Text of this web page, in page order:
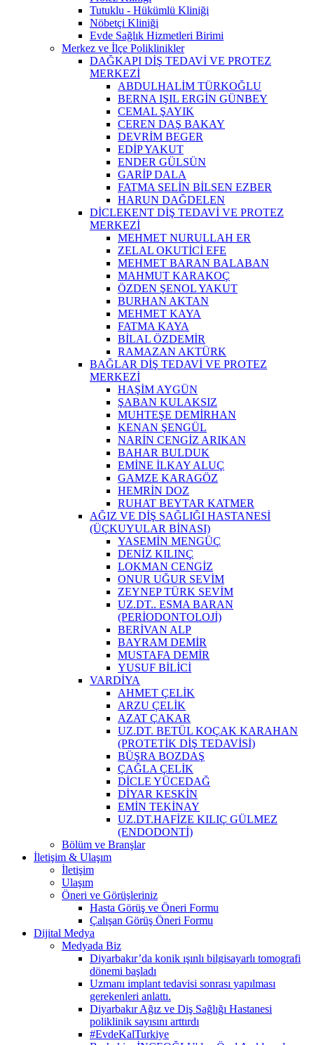
Tutuklu - Hükümlü Kliniği
Nöbetçi Kliniği
Evde Sağlık Hizmetleri Birimi
Merkez ve İlçe Poliklinikler
DAĞKAPI DİŞ TEDAVİ VE PROTEZ
MERKEZİ
ABDULHALİM TÜRKOĞLU
BERNA IŞIL ERGİN GÜNBEY
CEMAL ŞAYIK
CEREN DAŞ BAKAY
DEVRİM BEGER
EDİP YAKUT
ENDER GÜLSÜN
GARİP DALA
FATMA SELİN BİLSEN EZBER
HARUN DAĞDELEN
DİCLEKENT DİŞ TEDAVİ VE PROTEZ
MERKEZİ
MEHMET NURULLAH ER
ZELAL OKUTİCİ EFE
MEHMET BARAN BALABAN
MAHMUT KARAKOÇ
ÖZDEN ŞENOL YAKUT
BURHAN AKTAN
MEHMET KAYA
FATMA KAYA
BİLAL ÖZDEMİR
RAMAZAN AKTÜRK
BAĞLAR DİŞ TEDAVİ VE PROTEZ
MERKEZİ
HAŞİM AYGÜN
ŞABAN KULAKSIZ
MUHTEŞE DEMİRHAN
KENAN ŞENGÜL
NARİN CENGİZ ARIKAN
BAHAR BULDUK
EMİNE İLKAY ALUÇ
GAMZE KARAGÖZ
HEMRİN DOZ
RUHAT BEYTAR KATMER
AĞIZ VE DİŞ SAĞLIĞI HASTANESİ
(ÜÇKUYULAR BİNASI)
YASEMİN MENGÜÇ
DENİZ KILINÇ
LOKMAN CENGİZ
ONUR UĞUR SEVİM
ZEYNEP TÜRK SEVİM
UZ.DT.. ESMA BARAN
(PERİODONTOLOJİ)
BERİVAN ALP
BAYRAM DEMİR
MUSTAFA DEMİR
YUSUF BİLİCİ
VARDİYA
AHMET ÇELİK
ARZU ÇELİK
AZAT ÇAKAR
UZ.DT. BETÜL KOÇAK KARAHAN
(PROTETİK DİŞ TEDAVİSİ)
BÜŞRA BOZDAŞ
ÇAĞLA ÇELİK
DİCLE YÜCEDAĞ
DİYAR KESKİN
EMİN TEKİNAY
UZ.DT.HAFİZE KILIÇ GÜLMEZ
(ENDODONTİ)
Bölüm ve Branşlar
İletişim & Ulaşım
İletişim
Ulaşım
Öneri ve Görüşleriniz
Hasta Görüş ve Öneri Formu
Çalışan Görüş Öneri Formu
Dijital Medya
Medyada Biz
Diyarbakır’da konik ışınlı bilgisayarlı tomografi
dönemi başladı
Uzmanı implant tedavisi sonrası yapılması
gerekenleri anlattı.
Diyarbakır Ağız ve Diş Sağlığı Hastanesi
poliklinik sayısını arttırdı
#EvdeKalTurkiye